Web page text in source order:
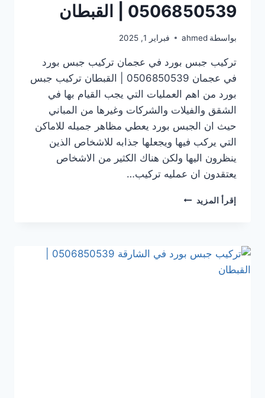
0506850539 | القبطان
بواسطة ahmed فبراير 1, 2025
تركيب جبس بورد في عجمان تركيب جبس بورد
في عجمان 0506850539 | القبطان تركيب جبس
بورد من اهم العمليات التي يجب القيام بها في
الشقق والفيلات والشركات وغيرها من المباني
حيث ان الجبس بورد يعطي مظاهر جميله للاماكن
التي يركب فيها ويجعلها جذابه للاشخاص الذين
ينظرون اليها ولكن هناك الكثير من الاشخاص
يعتقدون ان عمليه تركيب…
إقرأ المزيد تركيب
|